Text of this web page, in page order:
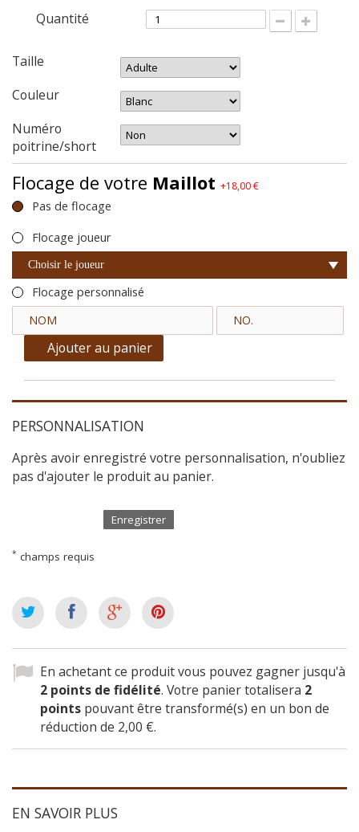
Quantité
Taille
Couleur
Numéro
poitrine/short
Flocage de votre Maillot +18,00 €
Pas de flocage
Flocage joueur
Choisir le joueur
Flocage personnalisé
Ajouter au panier
PERSONNALISATION
Après avoir enregistré votre personnalisation, n'oubliez
pas d'ajouter le produit au panier.
Enregistrer
* champs requis
En achetant ce produit vous pouvez gagner jusqu'à
2 points de fidélité. Votre panier totalisera 2
points pouvant être transformé(s) en un bon de
réduction de 2,00 €.
EN SAVOIR PLUS